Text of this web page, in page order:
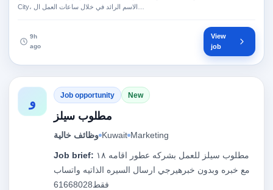
9h
ago
View
job
و Job opportunity New
مطلوب سيلز
وظائف خالية Kuwait Marketing
Job brief:
مع خبره وبدون خبرهيرجي ارسال السيره الذاتيه واتساب
فقط61668028